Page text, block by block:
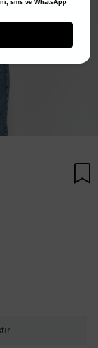
sms ve WhatsApp